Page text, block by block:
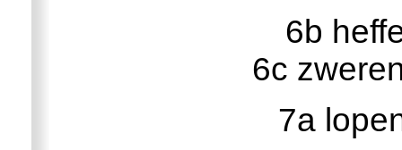
6b
6c
7a